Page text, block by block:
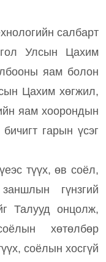
салбарт
Улсын Цахим
яам болон
Цахим хөгжил,
яам хоорондын
гарын үсэг
түүх, өв соёл,
гүнзгий
Талууд онцолж,
хөтөлбөр
соёлын хосгүй